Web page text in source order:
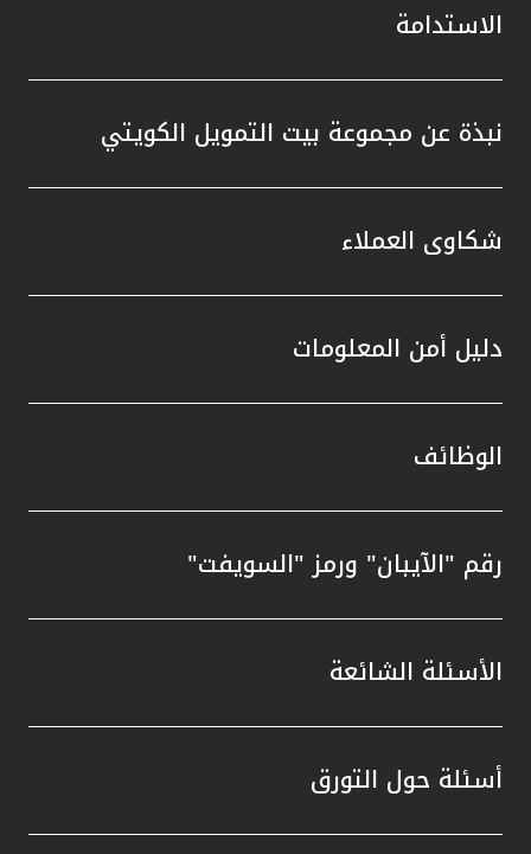
الاستدامة
نبذة عن مجموعة بيت التمويل الكويتي
شكاوى العملاء
دليل أمن المعلومات
الوظائف
رقم "الآيبان" ورمز "السويفت"
الأسئلة الشائعة
أسئلة حول التورق